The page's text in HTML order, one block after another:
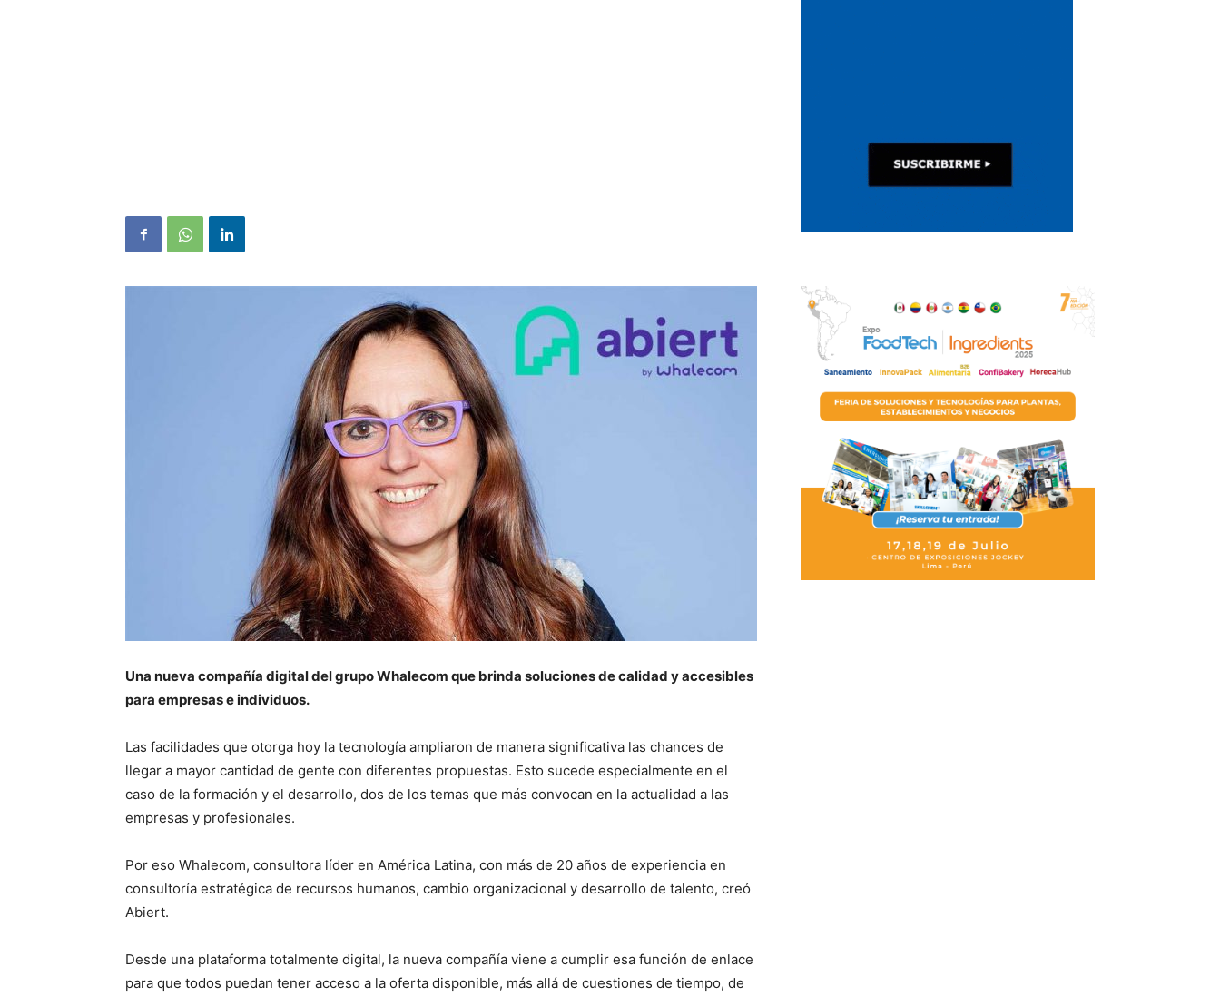
Una nueva compañía digital del grupo Whalecom que brinda soluciones de calidad y accesibles
para empresas e individuos.
Las facilidades que otorga hoy la tecnología ampliaron de manera significativa las chances de
llegar a mayor cantidad de gente con diferentes propuestas. Esto sucede especialmente en el
caso de la formación y el desarrollo, dos de los temas que más convocan en la actualidad a las
empresas y profesionales.
Por eso Whalecom, consultora líder en América Latina, con más de 20 años de experiencia en
consultoría estratégica de recursos humanos, cambio organizacional y desarrollo de talento, creó
Abiert.
Desde una plataforma totalmente digital, la nueva compañía viene a cumplir esa función de enlace
para que todos puedan tener acceso a la oferta disponible, más allá de cuestiones de tiempo, de